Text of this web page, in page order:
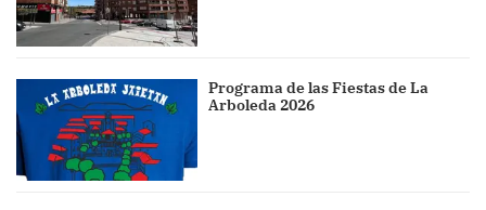
Programa de las Fiestas de La
Arboleda 2026